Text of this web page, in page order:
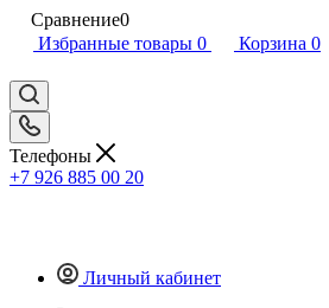
Сравнение0
Избранные товары 0 Корзина 0
Телефоны
+7 926 885 00 20
Личный кабинет